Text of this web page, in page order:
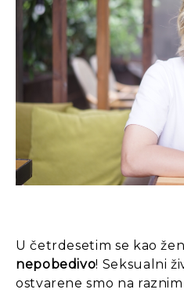
U četrdesetim se kao
nepobedivo! Seksualni
ostvarene smo na